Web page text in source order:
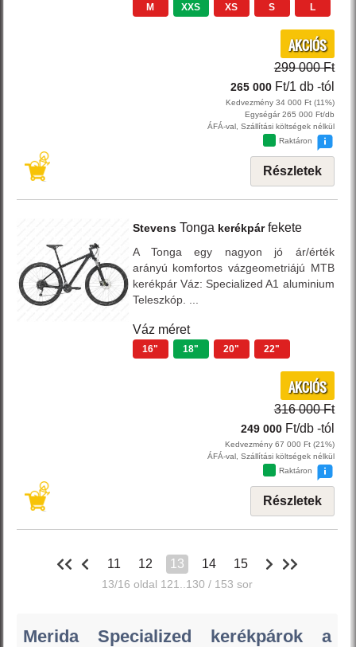
M XXS XS S L
AKCIÓS
299 000 Ft
265 000 Ft/1 db -tól
Kedvezmény 34 000 Ft (11%)
Egységár 265 000 Ft/db
ÁFÁ-val, Szállítási költségek nélkül
Raktáron
Részletek
Stevens Tonga kerékpárfekete
A Tonga egy nagyon jó ár/érték
arányú komfortos vázgeometriájú MTB
kerékpár Váz: Specialized A1 aluminium
Teleszkóp. ...
Váz méret
16" 18" 20" 22"
AKCIÓS
316 000 Ft
249 000 Ft/db -tól
Kedvezmény 67 000 Ft (21%)
ÁFÁ-val, Szállítási költségek nélkül
Raktáron
Részletek
11 12 13 14 15
13/16 oldal 121..130 / 153 sor
Merida Specialized kerékpárok a